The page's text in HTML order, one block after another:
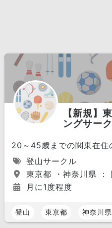
【新規】
ングサー
20～45歳までの関東在住
登山サークル
東京都 ・神奈川県 ：
月に1度程度
登山 東京都 神奈川県